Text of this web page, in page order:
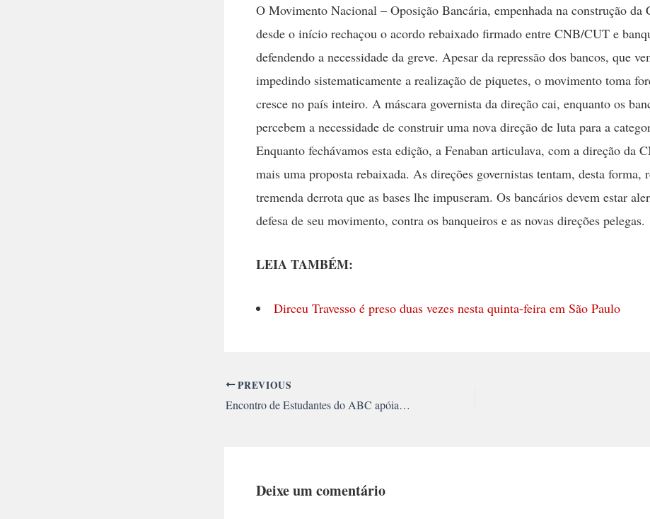
O Movimento Nacional – Oposição Bancária, empenhada na construção da
desde o início rechaçou o acordo rebaixado firmado entre CNB/CUT e
defendendo a necessidade da greve. Apesar da repressão dos bancos, que
impedindo sistematicamente a realização de piquetes, o movimento toma
cresce no país inteiro. A máscara governista da direção cai, enquanto os
percebem a necessidade de construir uma nova direção de luta para a
Enquanto fechávamos esta edição, a Fenaban articulava, com a direção da
mais uma proposta rebaixada. As direções governistas tentam, desta forma,
tremenda derrota que as bases lhe impuseram. Os bancários devem estar
defesa de seu movimento, contra os banqueiros e as novas direções pelegas.
LEIA TAMBÉM:
Dirceu Travesso é preso duas vezes nesta quinta-feira em São Paulo
PREVIOUS
Encontro de Estudantes do ABC apóia o encontro estadual conta a reforma Universitária
Deixe um comentário